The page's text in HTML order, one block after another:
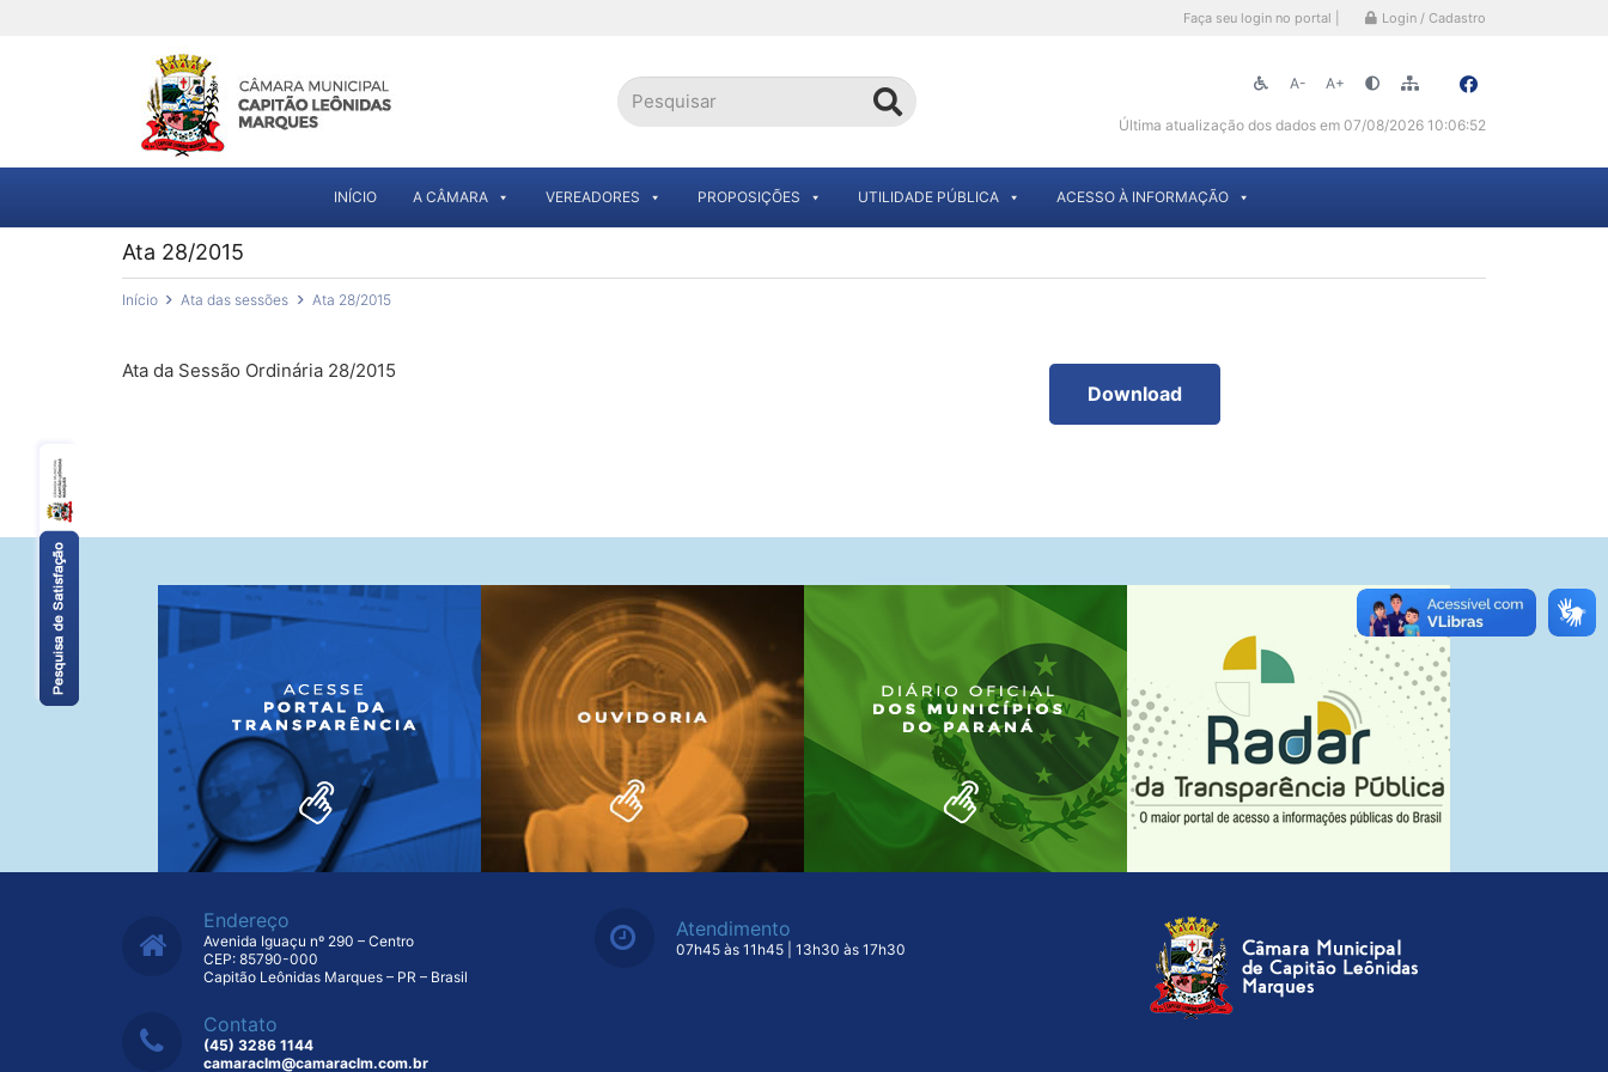
Faça seu login no portal | Login / Cadastro
A- A+
Última atualização dos dados em 07/08/2026 10:06:52
INÍCIO A CÂMARA VEREADORES PROPOSIÇÕES UTILIDADE PÚBLICA ACESSO À INFORMAÇÃO
Ata 28/2015
Início Ata das sessões Ata 28/2015
Ata da Sessão Ordinária 28/2015
Download
Endereço
Avenida Iguaçu nº 290 – Centro
CEP: 85790-000
Capitão Leônidas Marques – PR – Brasil
Contato
(45) 3286 1144
camaraclm@camaraclm.com.br
Atendimento
07h45 às 11h45 | 13h30 às 17h30